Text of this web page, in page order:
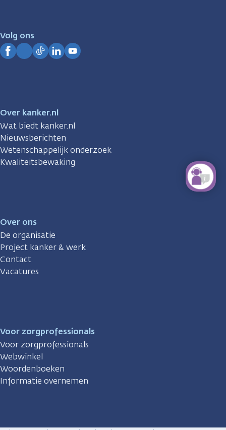
Volg ons
Over kanker.nl
Wat biedt kanker.nl
Nieuwsberichten
Wetenschappelijk onderzoek
Kwaliteitsbewaking
Over ons
De organisatie
Project kanker & werk
Contact
Vacatures
Voor zorgprofessionals
Voor zorgprofessionals
Webwinkel
Woordenboeken
Informatie overnemen